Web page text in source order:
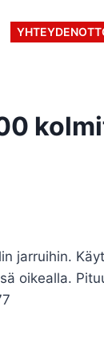
jarruihin.
oikealla.